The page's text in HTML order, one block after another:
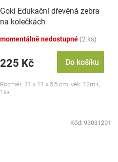
Goki Edukační dřevěná zebra
na kolečkách
momentálně nedostupné (2 ks)
225 Kč Do košíku
Rozměr: 11 x 11 x 5,5 cm, věk: 12m+,
1ks
Kód: 93031201